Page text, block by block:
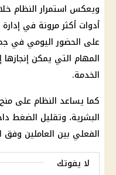
ويعكس استمرار النظام
أدوات أكثر مرونة في إدارة
على الحضور اليومي في
المهام التي يمكن إنجازها
الخدمة.
كما يساعد النظام على
البشرية، وتقليل الضغط
الفعلي بين العاملين
لا يفوتك